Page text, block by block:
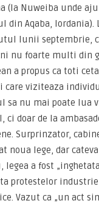
(la Nuweiba unde
din Aqaba, Iordania).
lunii septembrie,
nu foarte multi din
a propus ca toti
care viziteaza
sa nu mai poate lua
ci doar de la
Surprinzator,
noua lege, dar
legea a fost
protestelor
Vazut ca „un act